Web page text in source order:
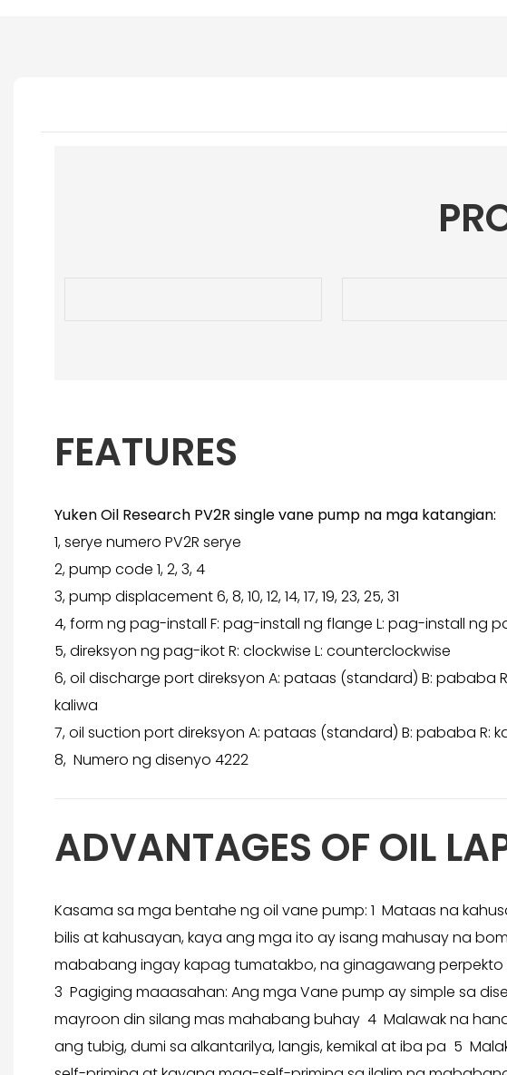
FEATURES
Yuken Oil Research PV2R single vane pump na mga katangian:
1, serye numero PV2R serye
2, pump code 1, 2, 3, 4
3, pump displacement 6, 8, 10, 12, 14, 17, 19, 23, 25, 31
4, form ng pag-install F: pag-install ng flange L: pag-install ng
5, direksyon ng pag-ikot R: clockwise L: counterclockwise
6, oil discharge port direksyon A: pataas (standard) B: pababa
kaliwa
7, oil suction port direksyon A: pataas (standard) B: pababa R:
8, Numero ng disenyo 4222
ADVANTAGES OF OIL
Kasama sa mga bentahe ng oil vane pump: 1 Mataas na
bilis at kahusayan, kaya ang mga ito ay isang mahusay na
mababang ingay kapag tumatakbo, na ginagawang
3 Pagiging maaasahan: Ang mga Vane pump ay simple sa
mayroon din silang mas mahabang buhay 4 Malawak na
ang tubig, dumi sa alkantarilya, langis, kemikal at iba pa 5